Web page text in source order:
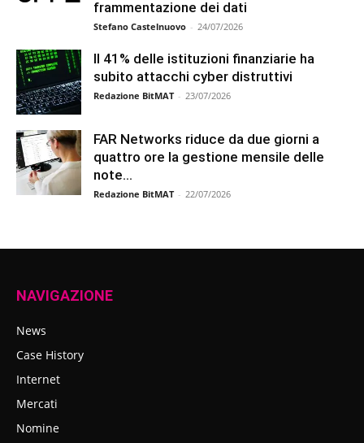
frammentazione dei dati
Stefano Castelnuovo - 24/07/2026
Il 41% delle istituzioni finanziarie ha
subito attacchi cyber distruttivi
Redazione BitMAT - 23/07/2026
FAR Networks riduce da due giorni a
quattro ore la gestione mensile delle
note...
Redazione BitMAT - 22/07/2026
NAVIGAZIONE
News
Case History
Internet
Mercati
Nomine